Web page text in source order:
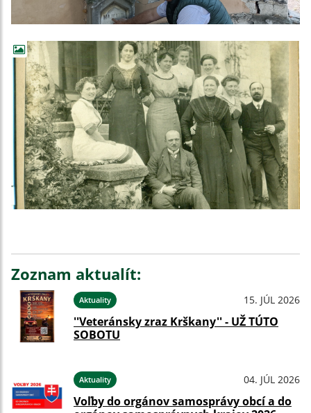
Zoznam aktualít:
Aktuality 15. JÚL 2026
''Veteránsky zraz Krškany'' - UŽ TÚTO
SOBOTU
Aktuality 04. JÚL 2026
Voľby do orgánov samosprávy obcí a do